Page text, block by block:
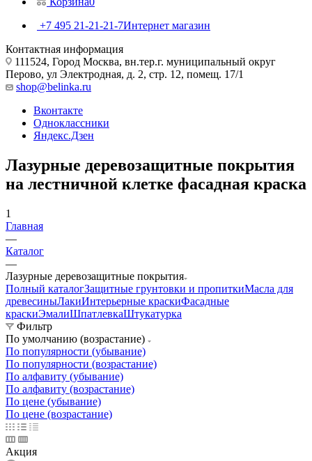
+7 495 21-21-21-7Интернет магазин
Контактная информация
111524, Город Москва, вн.тер.г. муниципальный округ
Перово, ул Электродная, д. 2, стр. 12, помещ. 17/1
shop@belinka.ru
Вконтакте
Одноклассники
Яндекс.Дзен
Лазурные деревозащитные покрытия
на лестничной клетке фасадная краска
1
Главная
—
Каталог
—
Лазурные деревозащитные покрытия
Полный каталогЗащитные грунтовки и пропиткиМасла для
древесиныЛакиИнтерьерные краскиФасадные
краскиЭмалиШпатлевкаШтукатурка
Фильтр
По умолчанию (возрастание)
По популярности (убывание)
По популярности (возрастание)
По алфавиту (убывание)
По алфавиту (возрастание)
По цене (убывание)
По цене (возрастание)
Акция